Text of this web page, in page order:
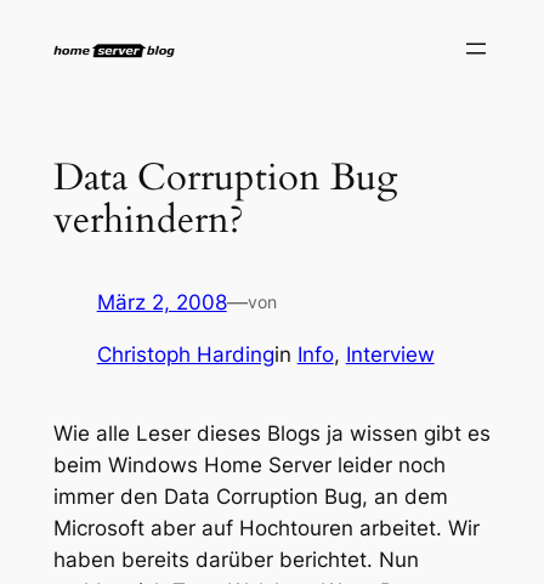
Inhalt
Data Corruption Bug
verhindern?
März 2, 2008—von
Christoph Hardingin Info, Interview
Wie alle Leser dieses Blogs ja wissen gibt es
beim Windows Home Server leider noch
immer den Data Corruption Bug, an dem
Microsoft aber auf Hochtouren arbeitet. Wir
haben bereits darüber berichtet. Nun